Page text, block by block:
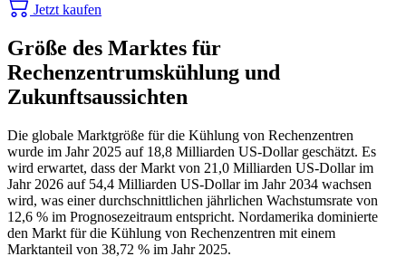
Jetzt kaufen
Größe des Marktes für
Rechenzentrumskühlung und
Zukunftsaussichten
Die globale Marktgröße für die Kühlung von Rechenzentren
wurde im Jahr 2025 auf 18,8 Milliarden US-Dollar geschätzt. Es
wird erwartet, dass der Markt von 21,0 Milliarden US-Dollar im
Jahr 2026 auf 54,4 Milliarden US-Dollar im Jahr 2034 wachsen
wird, was einer durchschnittlichen jährlichen Wachstumsrate von
12,6 % im Prognosezeitraum entspricht. Nordamerika dominierte
den Markt für die Kühlung von Rechenzentren mit einem
Marktanteil von 38,72 % im Jahr 2025.